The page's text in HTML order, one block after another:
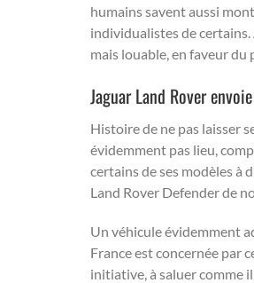
humains savent aussi
individualistes de certains.
mais louable, en faveur du
Jaguar Land Rover
Histoire de ne pas laisser
évidemment pas lieu,
certains de ses modèles à
Land Rover Defender de
Un véhicule évidemment
France est concernée par
initiative, à saluer comme